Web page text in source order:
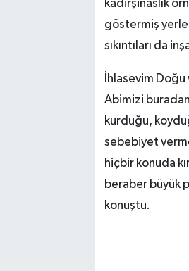
kadirşinaslık
göstermiş
sıkıntıları da
İhlasevim
Abimizi
kurduğu,
sebebiyet
hiçbir konuda
beraber büyük
konuştu.